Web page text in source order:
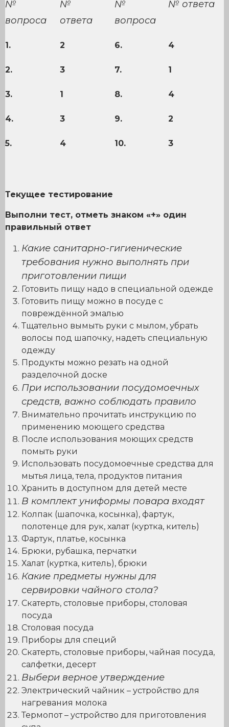
№
вопроса
№
ответа
№
вопроса
№ ответа
1. 2 6. 4
2. 3 7. 1
3. 1 8. 4
4. 3 9. 2
5. 4 10. 3
Текущее тестирование
Выполни тест, отметь знаком «+» один
правильный ответ
Какие санитарно-гигиенические
требования нужно выполнять при
приготовлении пищи
Готовить пищу надо в специальной одежде
Готовить пищу можно в посуде с
повреждённой эмалью
Тщательно вымыть руки с мылом, убрать
волосы под шапочку, надеть специальную
одежду
Продукты можно резать на одной
разделочной доске
При использовании посудомоечных
средств, важно соблюдать правило
Внимательно прочитать инструкцию по
применению моющего средства
После использования моющих средств
помыть руки
Использовать посудомоечные средства для
мытья лица, тела, продуктов питания
Хранить в доступном для детей месте
В комплект униформы повара входят
Колпак (шапочка, косынка), фартук,
полотенце для рук, халат (куртка, китель)
Фартук, платье, косынка
Брюки, рубашка, перчатки
Халат (куртка, китель), брюки
Какие предметы нужны для
сервировки чайного стола?
Скатерть, столовые приборы, столовая
посуда
Столовая посуда
Приборы для специй
Скатерть, столовые приборы, чайная посуда,
салфетки, десерт
Выбери верное утверждение
Электрический чайник – устройство для
нагревания молока
Термопот – устройство для приготовления